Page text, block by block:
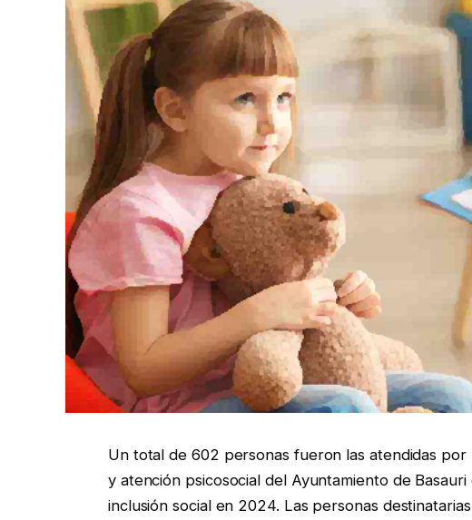
Un total de 602 personas fueron las atendidas
y atención psicosocial del Ayuntamiento de
inclusión social en 2024. Las personas